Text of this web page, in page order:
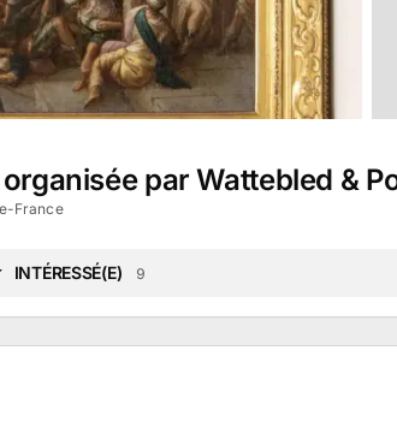
par Wattebled &
France
INTÉRESSÉ(E) 9